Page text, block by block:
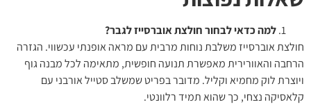
למה כדאי לבחור חולצת אוברסייז לגבר?
חולצת אוברסייז משלבת נוחות מרבית עם מראה אופנתי עכשווי. הגזרה
הרחבה והאוורירית מאפשרת תנועה חופשית, מתאימה לכל מבנה גוף
ויוצרת לוק מחמיא וקליל. מדובר בפריט שמשלב סטייל אורבני עם
קלאסיקה נצחי, כך שהוא תמיד רלוונטי.